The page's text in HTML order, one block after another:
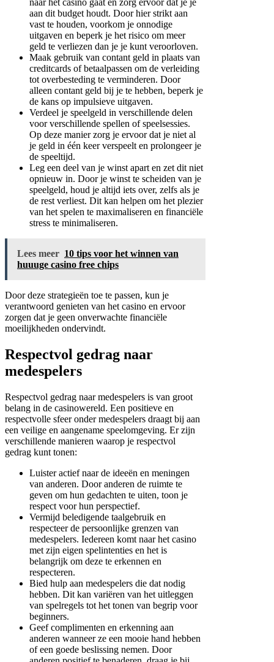
naar het casino gaat en zorg ervoor dat je je
aan dit budget houdt. Door hier strikt aan
vast te houden, voorkom je onnodige
uitgaven en beperk je het risico om meer
geld te verliezen dan je je kunt veroorloven.
Maak gebruik van contant geld in plaats van
creditcards of betaalpassen om de verleiding
tot overbesteding te verminderen. Door
alleen contant geld bij je te hebben, beperk je
de kans op impulsieve uitgaven.
Verdeel je speelgeld in verschillende delen
voor verschillende spellen of speelsessies.
Op deze manier zorg je ervoor dat je niet al
je geld in één keer verspeelt en prolongeer je
de speeltijd.
Leg een deel van je winst apart en zet dit niet
opnieuw in. Door je winst te scheiden van je
speelgeld, houd je altijd iets over, zelfs als je
de rest verliest. Dit kan helpen om het plezier
van het spelen te maximaliseren en financiële
stress te minimaliseren.
Lees meer 10 tips voor het winnen van
huuuge casino free chips
Door deze strategieën toe te passen, kun je
verantwoord genieten van het casino en ervoor
zorgen dat je geen onverwachte financiële
moeilijkheden ondervindt.
Respectvol gedrag naar
medespelers
Respectvol gedrag naar medespelers is van groot
belang in de casinowereld. Een positieve en
respectvolle sfeer onder medespelers draagt bij aan
een veilige en aangename speelomgeving. Er zijn
verschillende manieren waarop je respectvol
gedrag kunt tonen:
Luister actief naar de ideeën en meningen
van anderen. Door anderen de ruimte te
geven om hun gedachten te uiten, toon je
respect voor hun perspectief.
Vermijd beledigende taalgebruik en
respecteer de persoonlijke grenzen van
medespelers. Iedereen komt naar het casino
met zijn eigen spelintenties en het is
belangrijk om deze te erkennen en
respecteren.
Bied hulp aan medespelers die dat nodig
hebben. Dit kan variëren van het uitleggen
van spelregels tot het tonen van begrip voor
beginners.
Geef complimenten en erkenning aan
anderen wanneer ze een mooie hand hebben
of een goede beslissing nemen. Door